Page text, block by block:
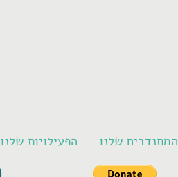
הפעילויות שלנו המתנדבים שלנו